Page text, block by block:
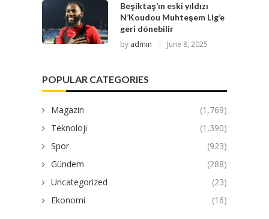
Beşiktaş’ın eski yıldızı
N’Koudou Muhteşem Lig’e
geri dönebilir
by admin June 8, 2025
POPULAR CATEGORIES
Magazin
(1,769)
Teknoloji
(1,390)
Spor
(923)
Gündem
(288)
Uncategorized
(23)
Ekonomi
(16)